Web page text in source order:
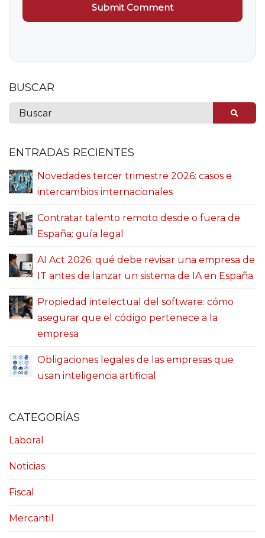
BUSCAR
ENTRADAS RECIENTES
Novedades tercer trimestre 2026: casos e
intercambios internacionales
Contratar talento remoto desde o fuera de
España: guía legal
AI Act 2026: qué debe revisar una empresa de
IT antes de lanzar un sistema de IA en España
Propiedad intelectual del software: cómo
asegurar que el código pertenece a la
empresa
Obligaciones legales de las empresas que
usan inteligencia artificial
CATEGORÍAS
Laboral
Noticias
Fiscal
Mercantil